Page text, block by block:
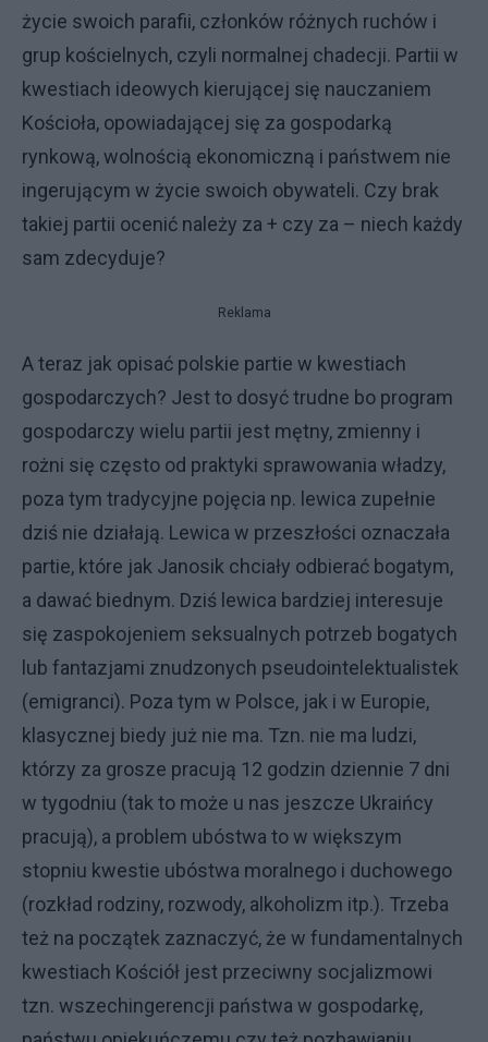
życie swoich parafii, członków różnych ruchów i
grup kościelnych, czyli normalnej chadecji. Partii w
kwestiach ideowych kierującej się nauczaniem
Kościoła, opowiadającej się za gospodarką
rynkową, wolnością ekonomiczną i państwem nie
ingerującym w życie swoich obywateli. Czy brak
takiej partii ocenić należy za + czy za – niech każdy
sam zdecyduje?
Reklama
A teraz jak opisać polskie partie w kwestiach
gospodarczych? Jest to dosyć trudne bo program
gospodarczy wielu partii jest mętny, zmienny i
rożni się często od praktyki sprawowania władzy,
poza tym tradycyjne pojęcia np. lewica zupełnie
dziś nie działają. Lewica w przeszłości oznaczała
partie, które jak Janosik chciały odbierać bogatym,
a dawać biednym. Dziś lewica bardziej interesuje
się zaspokojeniem seksualnych potrzeb bogatych
lub fantazjami znudzonych pseudointelektualistek
(emigranci). Poza tym w Polsce, jak i w Europie,
klasycznej biedy już nie ma. Tzn. nie ma ludzi,
którzy za grosze pracują 12 godzin dziennie 7 dni
w tygodniu (tak to może u nas jeszcze Ukraińcy
pracują), a problem ubóstwa to w większym
stopniu kwestie ubóstwa moralnego i duchowego
(rozkład rodziny, rozwody, alkoholizm itp.). Trzeba
też na początek zaznaczyć, że w fundamentalnych
kwestiach Kościół jest przeciwny socjalizmowi
tzn. wszechingerencji państwa w gospodarkę,